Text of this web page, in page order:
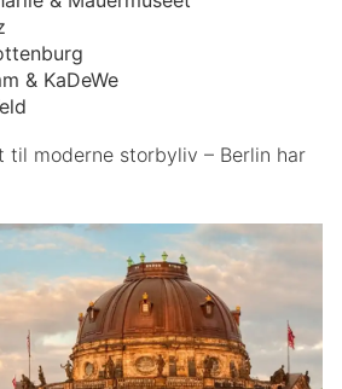
& KaDeWe
til moderne storbyliv – Berlin har